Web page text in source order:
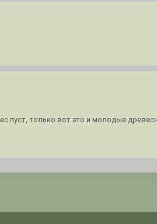
пуст, только вот это и молодые